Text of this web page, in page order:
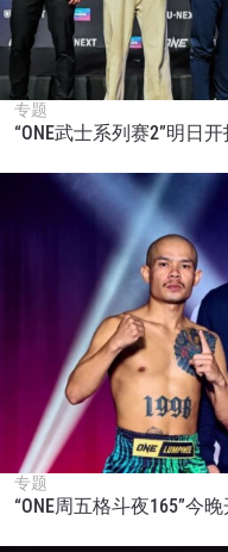
专题
“ONE武士系列赛2”明日
专题
“ONE周五格斗夜165”今